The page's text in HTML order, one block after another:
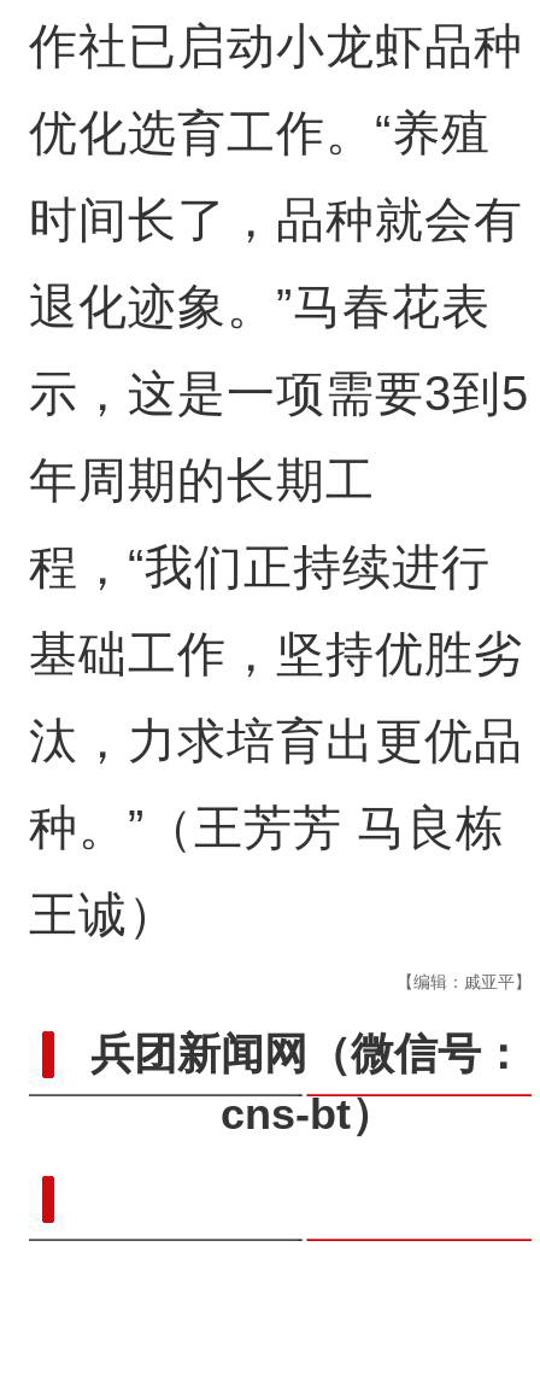
作社已启动小龙虾品种
优化选育工作。“养殖
时间长了，品种就会有
退化迹象。”马春花表
示，这是一项需要3到5
年周期的长期工
程，“我们正持续进行
基础工作，坚持优胜劣
汰，力求培育出更优品
种。”（王芳芳 马良栋
王诚）
【编辑：戚亚平】
兵团新闻网
（微信号：
cns-bt）